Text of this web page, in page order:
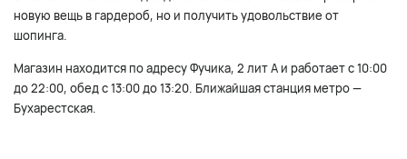
новую вещь в гардероб, но и получить удовольствие от
шопинга.
Магазин находится по адресу Фучика, 2 лит А и работает с 10:00
до 22:00, обед с 13:00 до 13:20. Ближайшая станция метро —
Бухарестская.